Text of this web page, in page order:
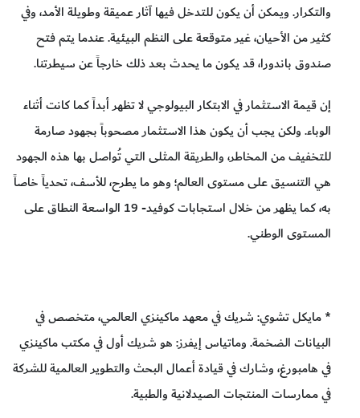
والتكرار. ويمكن أن يكون للتدخل فيها آثار عميقة وطويلة الأمد، وفي
كثير من الأحيان، غير متوقعة على النظم البيئية. عندما يتم فتح
صندوق باندورا، قد يكون ما يحدث بعد ذلك خارجاً عن سيطرتنا.
إن قيمة الاستثمار في الابتكار البيولوجي لا تظهر أبداً كما كانت أثناء
الوباء. ولكن يجب أن يكون هذا الاستثمار مصحوباً بجهود صارمة
للتخفيف من المخاطر، والطريقة المثلى التي تُواصل بها هذه الجهود
هي التنسيق على مستوى العالم؛ وهو ما يطرح، للأسف، تحدياً خاصاً
به، كما يظهر من خلال استجابات كوفيد- 19 الواسعة النطاق على
المستوى الوطني.
* مايكل تشوي: شريك في معهد ماكينزي العالمي، متخصص في
البيانات الضخمة. وماتياس إيفرز: هو شريك أول في مكتب ماكينزي
في هامبورغ، وشارك في قيادة أعمال البحث والتطوير العالمية للشركة
في ممارسات المنتجات الصيدلانية والطبية.